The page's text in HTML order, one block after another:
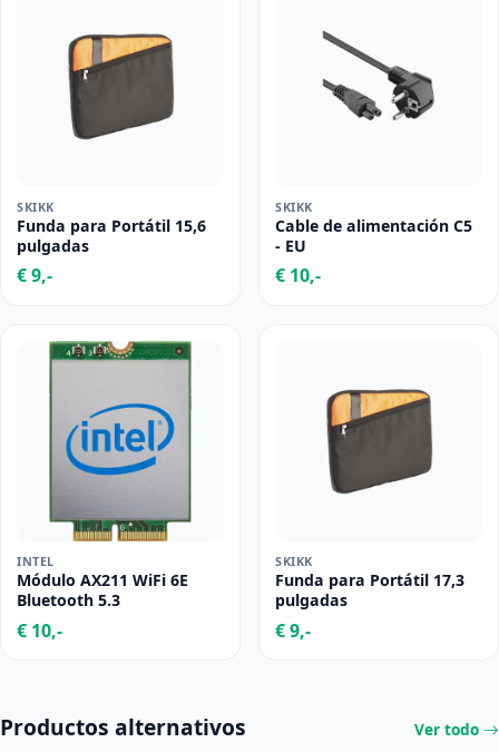
SKIKK
Funda para Portátil 15,6
pulgadas
€ 9,-
SKIKK
Cable de alimentación C5
- EU
€ 10,-
INTEL
Módulo AX211 WiFi 6E
Bluetooth 5.3
€ 10,-
SKIKK
Funda para Portátil 17,3
pulgadas
€ 9,-
Productos alternativos Ver todo